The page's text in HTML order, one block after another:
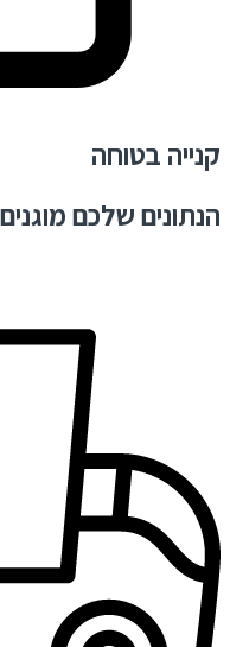
קנייה בטוחה
הנתונים שלכם מוגנים